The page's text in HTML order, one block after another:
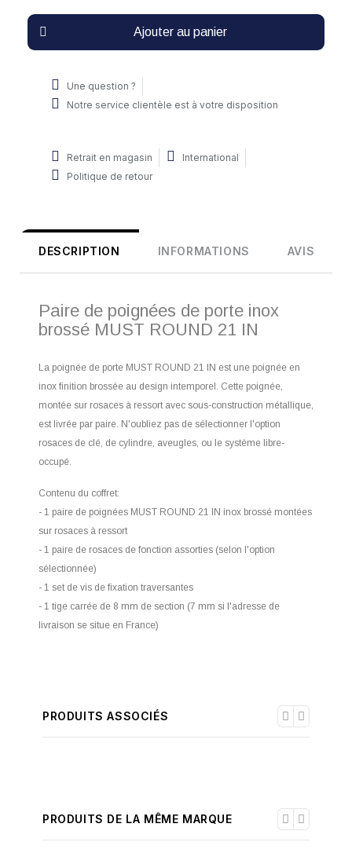
Ajouter au panier
Une question ?
Notre service clientèle est à votre disposition
Retrait en magasin
International
Politique de retour
DESCRIPTION INFORMATIONS AVIS
Paire de poignées de porte inox
brossé MUST ROUND 21 IN
La poignée de porte MUST ROUND 21 IN est une poignée en
inox finition brossée au design intemporel. Cette poignée,
montée sur rosaces à ressort avec sous-construction métallique,
est livrée par paire. N'oubliez pas de sélectionner l'option
rosaces de clé, de cylindre, aveugles, ou le système libre-
occupé.
Contenu du coffret:
- 1 paire de poignées MUST ROUND 21 IN inox brossé montées
sur rosaces à ressort
- 1 paire de rosaces de fonction assorties (selon l'option
sélectionnée)
- 1 set de vis de fixation traversantes
- 1 tige carrée de 8 mm de section (7 mm si l'adresse de
livraison se situe en France)
PRODUITS ASSOCIÉS
PRODUITS DE LA MÊME MARQUE